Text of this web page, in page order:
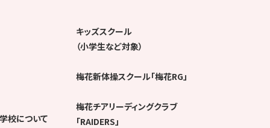
校について
キッズスクール
（小学生など対象）
梅花新体操スクール「梅花RG」
梅花チアリーディングクラブ
「RAIDERS」